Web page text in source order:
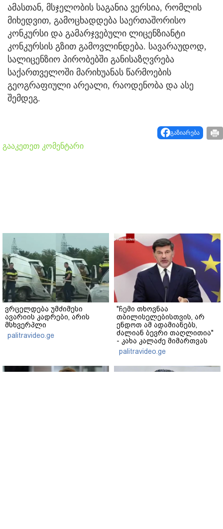
ამასთან, მსჯელობის საგანია ვერსია, რომლის
მიხედვით, გამოცხადდება საერთაშორისო
კონკურსი და გამარჯვებული ლიცენზიანტი
კონკურსის გზით გამოვლინდება. სავარაუდოდ,
სალიცენზიო პირობებში განისაზღვრება
საქართველოში მარიხუანას წარმოების
გეოგრაფიული არეალი, რაოდენობა და ასე
შემდეგ.
გაზიარება
გააკეთეთ კომენტარი
ვრცელდება უმძიმესი
ავარიის კადრები, არის
მსხვერპლი
palitravideo.ge
"ჩემი თხოვნაა
თბილისელებისთვის, არ
ენდოთ ამ ადამიანებს,
ძალიან ბევრი თაღლითია"
- კახა კალაძე მიმართვას
ავრცელებს
palitravideo.ge